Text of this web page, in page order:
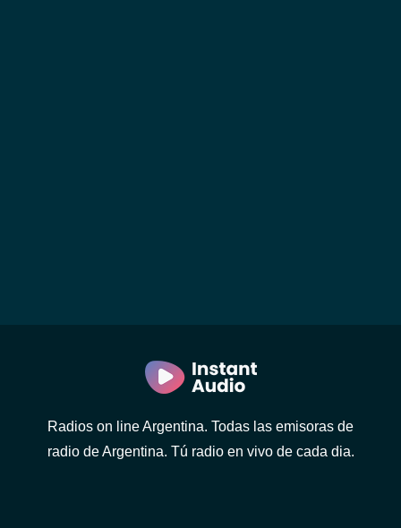
Radios on line Argentina. Todas las emisoras de
radio de Argentina. Tú radio en vivo de cada dia.